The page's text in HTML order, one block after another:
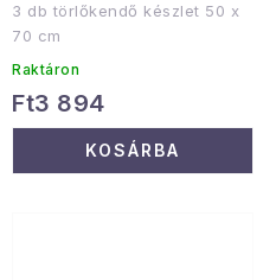
3 db törlőkendő készlet 50 x
70 cm
Raktáron
Ft3 894
KOSÁRBA